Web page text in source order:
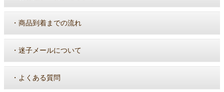
・ 商品到着までの流れ
・ 迷子メールについて
・ よくある質問